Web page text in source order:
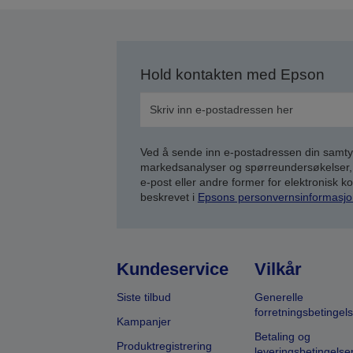
Hold kontakten med Epson
Ved å sende inn e-postadressen din
markedsanalyser og
e-post eller andre former for elektronisk
beskrevet i Epsons
Kundeservice
Siste tilbud
Kampanjer
Produktregistrering
Vilkår
Generelle
Betaling og